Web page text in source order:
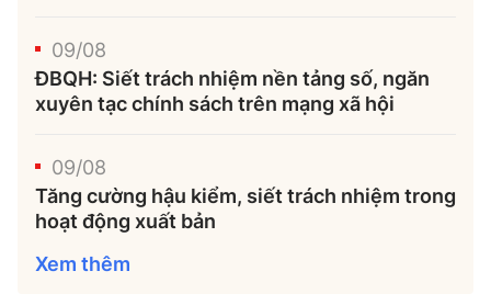
09/08
ĐBQH: Siết trách nhiệm nền tảng số, ngăn
xuyên tạc chính sách trên mạng xã hội
09/08
Tăng cường hậu kiểm, siết trách nhiệm trong
hoạt động xuất bản
Xem thêm